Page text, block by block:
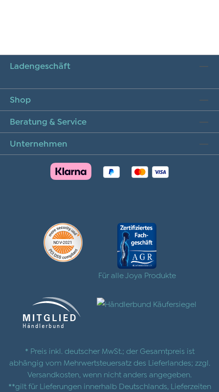
Ladengeschäft
Shop
Beratung & Service
Unternehmen
Für alle Joya Produkte
* Preis inkl. deutscher MwSt.; der Gesamtpreis ist
abhängig vom Mehrwertsteuersatz des Lieferlandes; zzgl.
Versandkosten , wenn nicht anders angegeben.
**gilt für Lieferungen innerhalb Deutschlands, Lieferzeiten